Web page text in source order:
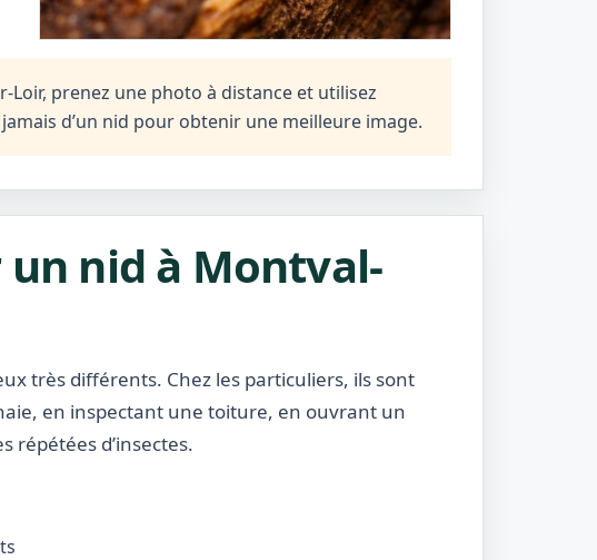
Loir, prenez une photo à distance et utilisez
d’un nid pour obtenir une meilleure image.
nid à Montval-
très différents. Chez les particuliers, ils sont
en inspectant une toiture, en ouvrant un
répétées d’insectes.